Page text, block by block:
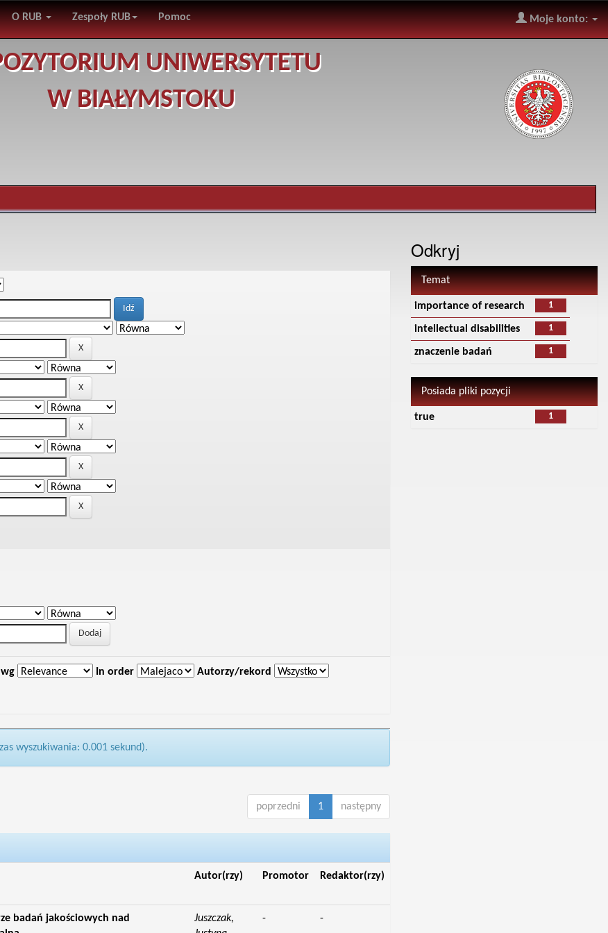
O RUB Zespoły RUB Pomoc Moje konto:
UNIWERSYTETU
W BIAŁYMSTOKU
In order Autorzy/rekord
wyszukiwania: 0.001 sekund).
poprzedni 1 następny
Autor(rzy) Promotor Redaktor(rzy)
badań jakościowych nad
Juszczak,
- -
Odkryj
Temat
1
importance of research
1
intellectual disabilities
1
znaczenie badań
Posiada pliki pozycji
1
true